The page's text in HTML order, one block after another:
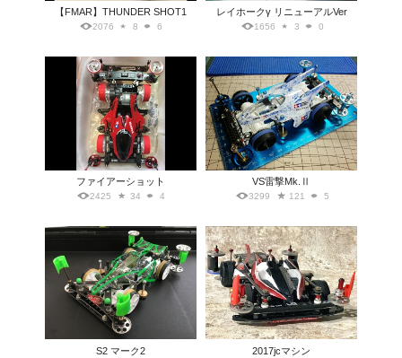
【FMAR】THUNDER SHOT1
2076 8 6
レイホークγ リニューアルVer
1656 3 0
ファイアーショット
2425 34 4
VS雷撃Mk.Ⅱ
3299 121 5
S2 マーク2 2017jcマシン